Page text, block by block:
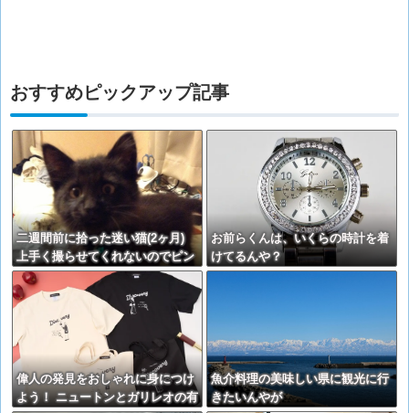
おすすめピックアップ記事
二週間前に拾った迷い猫(2ヶ月)
上手く撮らせてくれないのでピン
ボケですが【再】
お前らくんは、いくらの時計を着
けてるんや？
偉人の発見をおしゃれに身につけ
よう！ ニュートンとガリレオの有
魚介料理の美味しい県に観光に行
きたいんやが